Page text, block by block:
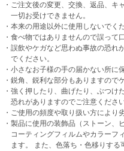
・ご注文後の変更、交換、返品、キ
一切お受けできません。
・本来の用途以外に使用しないでく
・食べ物ではありませんので誤って
・誤飲やケガなど思わぬ事故の恐れ
でください。
・小さなお子様の手の届かない所に
・鋭角、鋭利な部分もありますので
・強く押したり、曲げたり、ぶつけ
恐れがありますのでご注意くださ
・ご使用の頻度や取り扱い方により
・製品に使用の装飾品（ストーン、
コーティングフィルムやカラーフ
ます。 また、色落ち・色移りする